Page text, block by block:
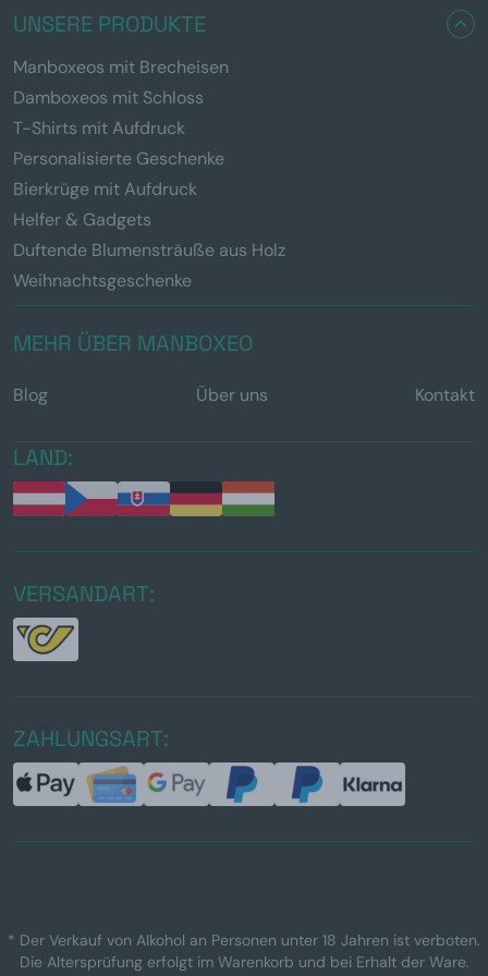
UNSERE PRODUKTE
Manboxeos mit Brecheisen
Damboxeos mit Schloss
T-Shirts mit Aufdruck
Personalisierte Geschenke
Bierkrüge mit Aufdruck
Helfer & Gadgets
Duftende Blumensträuße aus Holz
Weihnachtsgeschenke
MEHR ÜBER MANBOXEO
Blog Über uns Kontakt
LAND:
VERSANDART:
ZAHLUNGSART:
* Der Verkauf von Alkohol an Personen unter 18 Jahren ist verboten.
Die Altersprüfung erfolgt im Warenkorb und bei Erhalt der Ware.